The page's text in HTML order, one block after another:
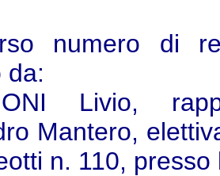
numero di
da:
Livio,
Mantero,
n. 110, presso